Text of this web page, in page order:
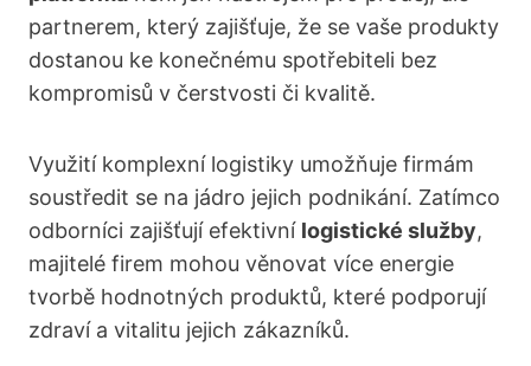
partnerem, který zajišťuje, že se vaše produkty
dostanou ke konečnému spotřebiteli bez
kompromisů v čerstvosti či kvalitě.
Využití komplexní logistiky umožňuje firmám
soustředit se na jádro jejich podnikání. Zatímco
odborníci zajišťují efektivní logistické služby,
majitelé firem mohou věnovat více energie
tvorbě hodnotných produktů, které podporují
zdraví a vitalitu jejich zákazníků.